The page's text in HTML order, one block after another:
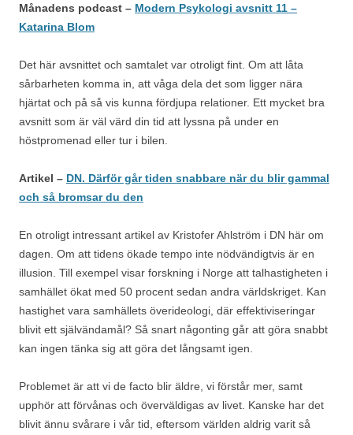
Månadens podcast – Modern Psykologi avsnitt 11 –
Katarina Blom
Det här avsnittet och samtalet var otroligt fint. Om att låta
sårbarheten komma in, att våga dela det som ligger nära
hjärtat och på så vis kunna fördjupa relationer. Ett mycket bra
avsnitt som är väl värd din tid att lyssna på under en
höstpromenad eller tur i bilen.
Artikel – DN. Därför går tiden snabbare när du blir gammal
och så bromsar du den
En otroligt intressant artikel av Kristofer Ahlström i DN här om
dagen. Om att tidens ökade tempo inte nödvändigtvis är en
illusion. Till exempel visar forskning i Norge att talhastigheten i
samhället ökat med 50 procent sedan andra världskriget. Kan
hastighet vara samhällets överideologi, där effektiviseringar
blivit ett självändamål? Så snart någonting går att göra snabbt
kan ingen tänka sig att göra det långsamt igen.
Problemet är att vi de facto blir äldre, vi förstår mer, samt
upphör att förvånas och överväldigas av livet. Kanske har det
blivit ännu svårare i vår tid, eftersom världen aldrig varit så